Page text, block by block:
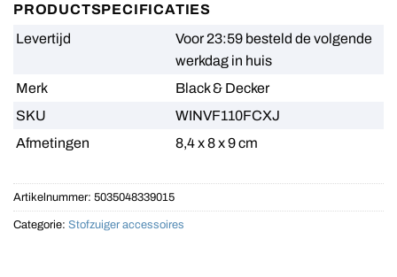
PRODUCTSPECIFICATIES
Levertijd
Voor 23:59 besteld de volgende
werkdag in huis
Merk
Black & Decker
SKU
WINVF110FCXJ
Afmetingen
8,4 x 8 x 9 cm
Artikelnummer: 5035048339015
Categorie: Stofzuiger accessoires